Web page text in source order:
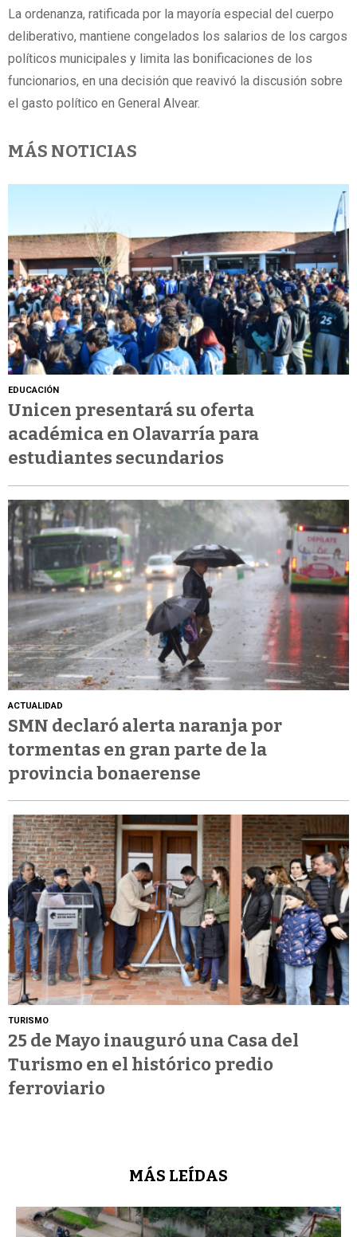
La ordenanza, ratificada por la mayoría especial del cuerpo
deliberativo, mantiene congelados los salarios de los cargos
políticos municipales y limita las bonificaciones de los
funcionarios, en una decisión que reavivó la discusión sobre
el gasto político en General Alvear.
MÁS NOTICIAS
EDUCACIÓN
Unicen presentará su oferta
académica en Olavarría para
estudiantes secundarios
ACTUALIDAD
SMN declaró alerta naranja por
tormentas en gran parte de la
provincia bonaerense
TURISMO
25 de Mayo inauguró una Casa del
Turismo en el histórico predio
ferroviario
MÁS LEÍDAS